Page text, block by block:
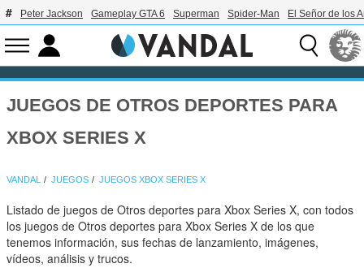
Peter Jackson Gameplay GTA 6 Superman Spider-Man El Señor de los
JUEGOS DE OTROS DEPORTES PARA
XBOX SERIES X
VANDAL JUEGOS JUEGOS XBOX SERIES X
Listado de juegos de Otros deportes para Xbox Series X, con todos
los juegos de Otros deportes para Xbox Series X de los que
tenemos información, sus fechas de lanzamiento, imágenes,
vídeos, análisis y trucos.